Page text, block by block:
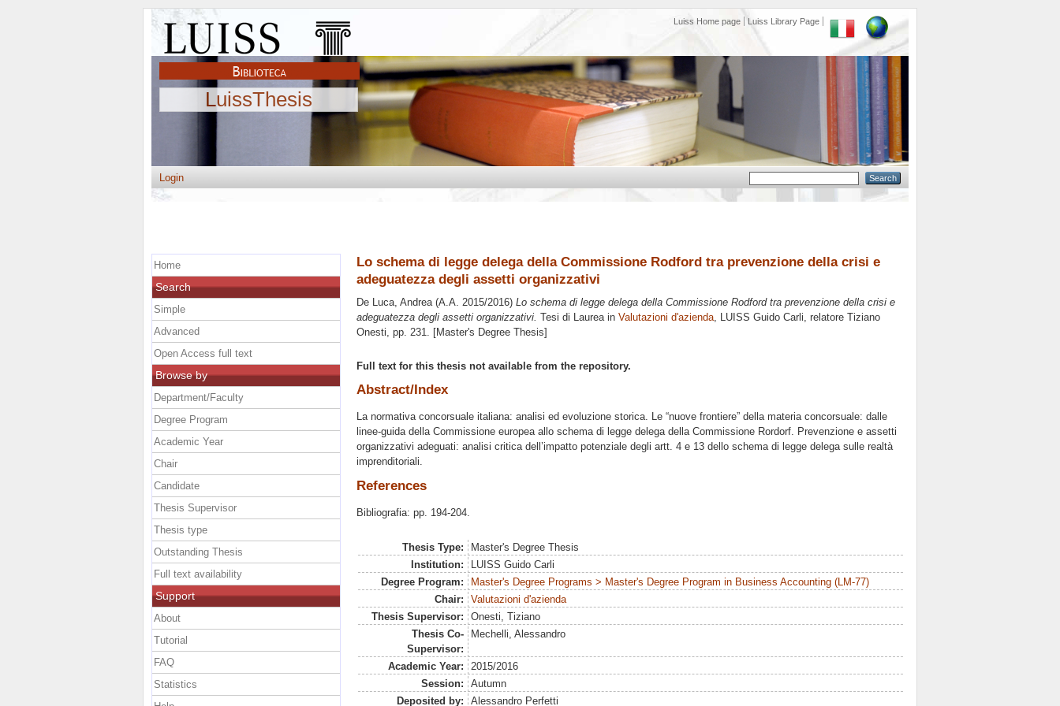
Luiss Home page Luiss Library Page
LuissThesis
Login
Lo schema di legge delega della Commissione Rodford tra prevenzione della crisi e
adeguatezza degli assetti organizzativi
De Luca, Andrea(A.A. 2015/2016) Lo schema di legge delega della Commissione Rodford tra prevenzione della crisi e
adeguatezza degli assetti organizzativi. Tesi di Laurea in Valutazioni d'azienda, LUISS Guido Carli, relatore Tiziano
Onesti, pp. 231. [Master's Degree Thesis]
Full text for this thesis not available from the repository.
Abstract/Index
La normativa concorsuale italiana: analisi ed evoluzione storica. Le “nuove frontiere” della materia concorsuale: dalle
linee-guida della Commissione europea allo schema di legge delega della Commissione Rordorf. Prevenzione e assetti
organizzativi adeguati: analisi critica dell’impatto potenziale degli artt. 4 e 13 dello schema di legge delega sulle realtà
imprenditoriali.
References
Bibliografia: pp. 194-204.
Thesis Type:
Master's Degree Thesis
Institution:
LUISS Guido Carli
Degree Program:
Master's Degree Programs > Master's Degree Program in Business Accounting (LM-77)
Chair:
Valutazioni d'azienda
Thesis Supervisor:
Onesti, Tiziano
Thesis Co-
Supervisor:
Mechelli, Alessandro
Academic Year:
2015/2016
Session:
Autumn
Deposited by:
Alessandro Perfetti
Home
Search
Simple
Advanced
Open Access full text
Browse by
Department/Faculty
Degree Program
Academic Year
Chair
Candidate
Thesis Supervisor
Thesis type
Outstanding Thesis
Full text availability
Support
About
Tutorial
FAQ
Statistics